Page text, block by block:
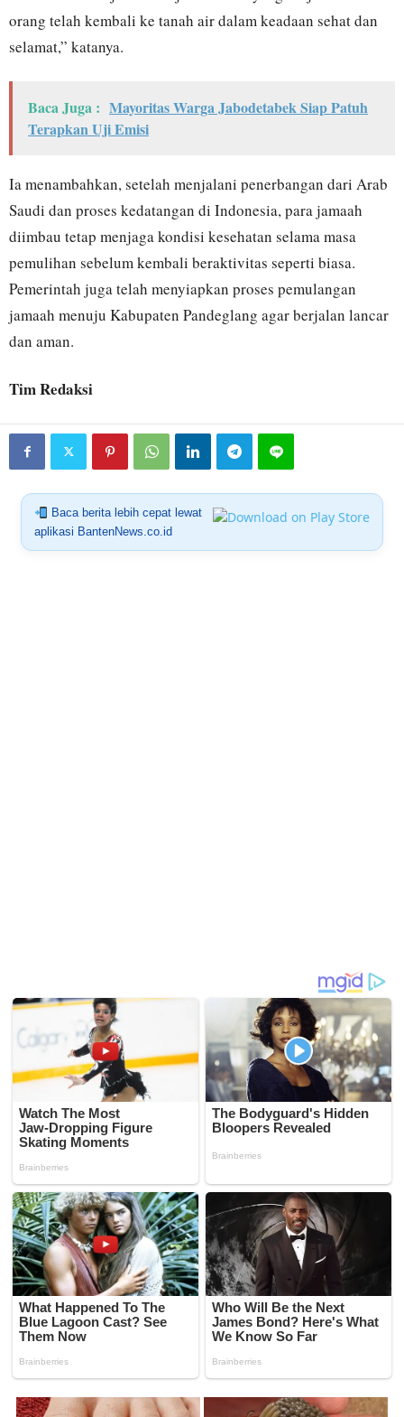
orang telah kembali ke tanah air dalam keadaan sehat dan
selamat,” katanya.
Baca Juga : Mayoritas Warga Jabodetabek Siap Patuh
Terapkan Uji Emisi
Ia menambahkan, setelah menjalani penerbangan dari Arab
Saudi dan proses kedatangan di Indonesia, para jamaah
diimbau tetap menjaga kondisi kesehatan selama masa
pemulihan sebelum kembali beraktivitas seperti biasa.
Pemerintah juga telah menyiapkan proses pemulangan
jamaah menuju Kabupaten Pandeglang agar berjalan lancar
dan aman.
Tim Redaksi
Baca berita lebih cepat lewat
aplikasi BantenNews.co.id